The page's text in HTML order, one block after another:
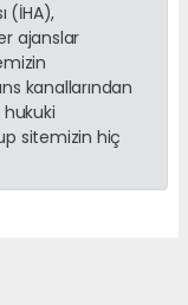
(İHA),
ajanslar
kanallarından
sitemizin hiç